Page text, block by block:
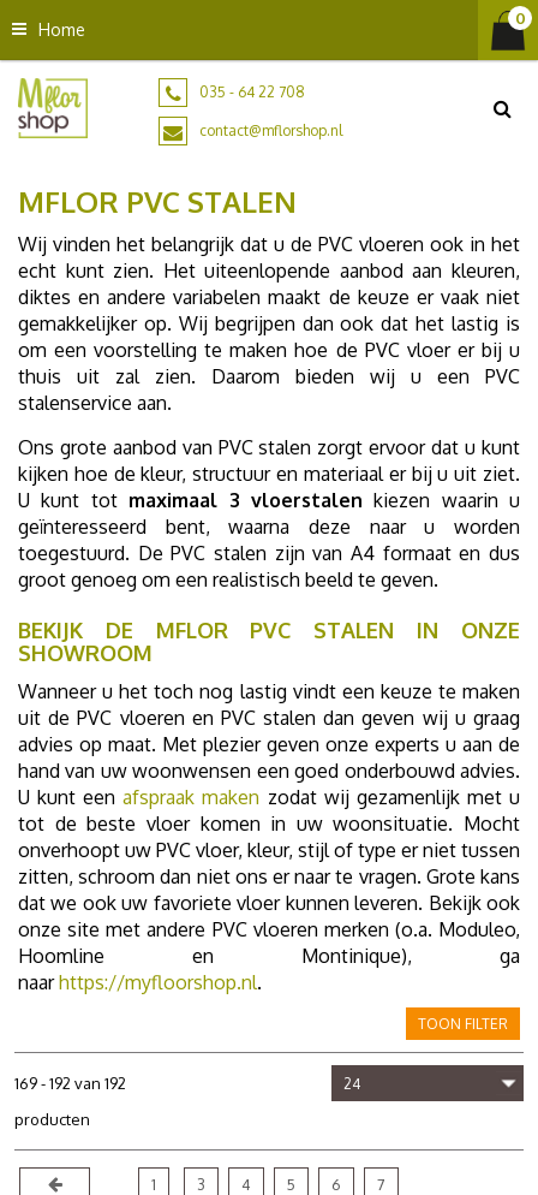
n
Home
035 - 64 22 708
contact@mflorshop.nl
MFLOR PVC STALEN
Wij vinden het belangrijk dat u de PVC vloeren ook in het
echt kunt zien. Het uiteenlopende aanbod aan kleuren,
diktes en andere variabelen maakt de keuze er vaak niet
gemakkelijker op. Wij begrijpen dan ook dat het lastig is
om een voorstelling te maken hoe de PVC vloer er bij u
thuis uit zal zien. Daarom bieden wij u een PVC
stalenservice aan.
Ons grote aanbod van PVC stalen zorgt ervoor dat u kunt
kijken hoe de kleur, structuur en materiaal er bij u uit ziet.
U kunt tot maximaal 3 vloerstalen kiezen waarin u
geïnteresseerd bent, waarna deze naar u worden
toegestuurd. De PVC stalen zijn van A4 formaat en dus
groot genoeg om een realistisch beeld te geven.
BEKIJK DE MFLOR PVC STALEN IN ONZE
SHOWROOM
Wanneer u het toch nog lastig vindt een keuze te maken
uit de PVC vloeren en PVC stalen dan geven wij u graag
advies op maat. Met plezier geven onze experts u aan de
hand van uw woonwensen een goed onderbouwd advies.
U kunt eenafspraak maken zodat wij gezamenlijk met u
tot de beste vloer komen in uw woonsituatie. Mocht
onverhoopt uw PVC vloer, kleur, stijl of type er niet tussen
zitten, schroom dan niet ons er naar te vragen. Grote kans
dat we ook uw favoriete vloer kunnen leveren. Bekijk ook
onze site met andere PVC vloeren merken (o.a. Moduleo,
Hoomline en Montinique), ga
naarhttps://myfloorshop.nl.
TOON FILTER
169 - 192 van 192
producten
1 3 4 5 6 7